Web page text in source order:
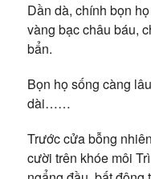
Dần dà, chính bọn
vàng bạc châu báu,
bẩn.
Bọn họ sống càng
dài……
Trước cửa bỗng
cười trên khóe môi